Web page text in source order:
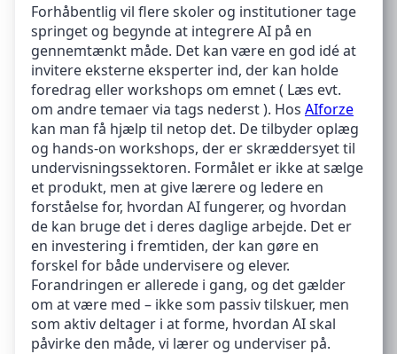
Forhåbentlig vil flere skoler og institutioner tage
springet og begynde at integrere AI på en
gennemtænkt måde. Det kan være en god idé at
invitere eksterne eksperter ind, der kan holde
foredrag eller workshops om emnet ( Læs evt.
om andre temaer via tags nederst ). Hos AIforze
kan man få hjælp til netop det. De tilbyder oplæg
og hands-on workshops, der er skræddersyet til
undervisningssektoren. Formålet er ikke at sælge
et produkt, men at give lærere og ledere en
forståelse for, hvordan AI fungerer, og hvordan
de kan bruge det i deres daglige arbejde. Det er
en investering i fremtiden, der kan gøre en
forskel for både undervisere og elever.
Forandringen er allerede i gang, og det gælder
om at være med – ikke som passiv tilskuer, men
som aktiv deltager i at forme, hvordan AI skal
påvirke den måde, vi lærer og underviser på.